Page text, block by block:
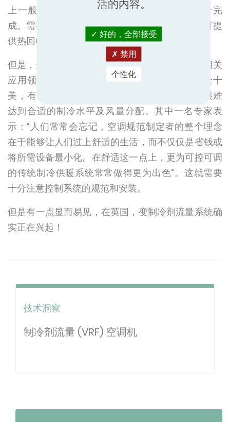
上一般都是由商业空气源热泵或空调/锅炉组合完
成。需要谨记的还有一点，即变制冷剂流量系统可提
供热回收选项，供业主进一步提高能效。
但是，这并不意味着变制冷剂流量就是英国所有相关
应用领域的万能良药，这一系统其实也并非十全十
美，有专家就指出，非冷冻机DX装置有时仍然很难
达到合适的制冷水平及风量分配。其中一名专家表
示：“人们常常会忘记，空调规范制定者的整个理念
在于能够让人们过上舒适的生活，而不仅仅是省钱或
将所需设备最小化。在舒适这一点上，更为可控可调
的传统制冷供暖系统常常做得更为出色”。这就需要
十分注意控制系统的规范和安装。
但是有一点显而易见，在英国，变制冷剂流量系统确
实正在兴起！
技术洞察
制冷剂流量 (VRF) 空调机
活的内容。
好的，全部接受
禁用
个性化